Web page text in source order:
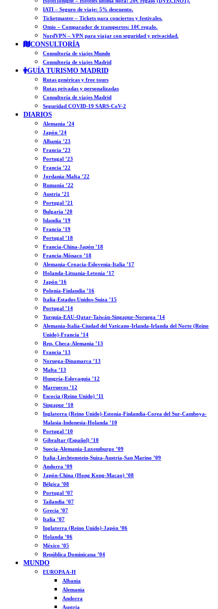
IATI – Seguro de viaje: 5% descuento.
Ticketmaster – Tickets para conciertos y festivales.
Omio – Comparador de transportes: 10€ regalo.
NordVPN – VPN para viajar con seguridad y privacidad.
CONSULTORÍA
Consultoría de viajes Mundo
Consultoría de viajes Madrid
GUÍA TURISMO MADRID
Rutas genéricas y free tours
Rutas privadas y personalizadas
Consultoría de viajes Madrid
Seguridad COVID-19 SARS-CoV-2
DIARIOS
Alemania ’24
Japón ’24
Albania ’23
Francia ’23
Portugal ’23
Francia ’22
Jordania-Malta ’22
Rumanía ’22
Austria ’21
Portugal ’21
Bulgaria ’20
Islandia ’19
Francia ’19
Portugal ’18
Francia-China-Japón ’18
Francia-Mónaco ’18
Alemania-Croacia-Eslovenia-Italia ’17
Holanda-Lituania-Letonia ’17
Japón ’16
Polonia-Finlandia ’16
Italia-Estados Unidos-Suiza ’15
Portugal ’14
Turquía-EAU-Qatar-Taiwán-Singapur-Noruega ’14
Alemania-Italia-Ciudad del Vaticano-Irlanda-Irlanda del Norte (Reino
Unido)-Francia ’14
Rep. Checa-Alemania ’13
Francia ’13
Noruega-Dinamarca ’13
Malta ’13
Hungría-Eslovaquia ’12
Marruecos ’12
Escocia (Reino Unido) ’11
Singapur ’10
Inglaterra (Reino Unido)-Estonia-Finlandia-Corea del Sur-Camboya-
Malasia-Indonesia-Holanda ’10
Portugal ’10
Gibraltar (Español) ’10
Suecia-Alemania-Luxemburgo ’09
Italia-Liechtenstein-Suiza-Austria-San Marino ’09
Andorra ’09
Japón-China (Hong Kong-Macao) ’08
Bélgica ’08
Portugal ’07
Tailandia ’07
Grecia ’07
Italia ’07
Inglaterra (Reino Unido)-Japón ’06
Holanda ’06
México ’05
República Dominicana ’04
MUNDO
EUROPA A-H
Albania
Alemania
Andorra
Austria